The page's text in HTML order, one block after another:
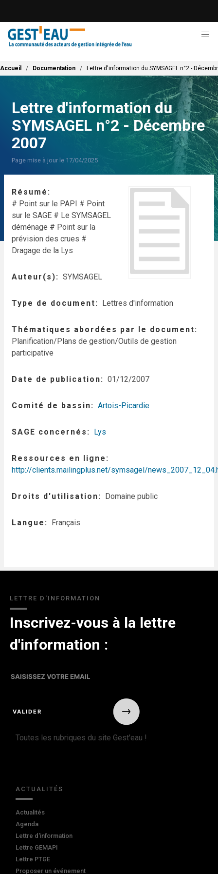
contenu
principal
Fil d'Ariane
Accueil Documentation Lettre d'information du SYMSAGEL n°2 -
Lettre d'information du
SYMSAGEL n°2 - Décembre
2007
Page mise à jour le 17/04/2025
Résumé
# Point sur le PAPI # Point
sur le SAGE # Le SYMSAGEL
déménage # Point sur la
prévision des crues #
Dragage de la Lys
Auteur(s) SYMSAGEL
Type de document Lettres d'information
Thématiques abordées par le document
Planification/Plans de gestion/Outils de gestion
participative
Date de publication 01/12/2007
Comité de bassin Artois-Picardie
SAGE concernés Lys
Ressources en ligne
http://clients.mailingplus.net/symsagel/
Droits d'utilisation Domaine public
Langue Français
LETTRE D'INFORMATION
Inscrivez-vous à la lettre
d'information :
Toutes les rubriques du site Gest'eau !
ACTUALITÉS
Actualités
Agenda
Lettre d'information
Lettre GEMAPI
Lettre PTGE
Proposer un événement